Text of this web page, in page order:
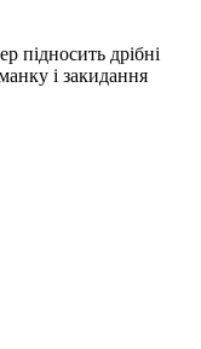
підносить дрібні
і закидання